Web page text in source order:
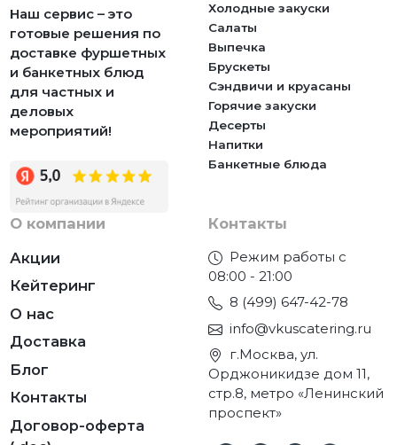
Наш сервис – это
готовые решения по
доставке фуршетных
и банкетных блюд
для частных и
деловых
мероприятий!
Холодные закуски
Салаты
Выпечка
Брускеты
Сэндвичи и круасаны
Горячие закуски
Десерты
Напитки
Банкетные блюда
О компании
Акции
Кейтеринг
О нас
Доставка
Блог
Контакты
Договор-оферта
Контакты
Режим работы с
08:00 - 21:00
8 (499) 647-42-78
info@vkuscatering.ru
г.Москва, ул.
Орджоникидзе дом 11,
стр.8, метро «Ленинский
проспект»